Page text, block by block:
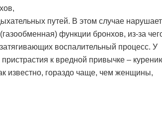
путей. В этом случае
функции бронхов, из-за
воспалительный процесс. У
к вредной привычке –
известно, гораздо чаще, чем женщины,